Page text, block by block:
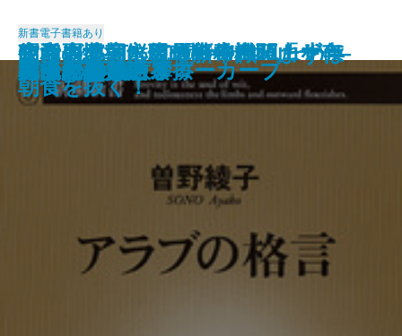
政党崩壊―永田町の失われた十年
―
知らざあ言って聞かせやしょう―
心に響く歌舞伎の名せりふ―
安楽死のできる国
昭和史発掘 幻の特務機関「ヤ
マ」
元気が出る患者学
天皇家の財布
空白の北朝鮮現代史―白頭山を売
った金日成―
山本周五郎のことば
死亡記事を読む
謎解き 少年少女世界の名作
新書電子書籍あり
アラブの格言
アメリカ病
時価会計不況
日中ビジネス摩擦
生活習慣病に克つ新常識 まずは
朝食を抜く！
真っ向勝負のスローカーブ
明治天皇を語る
漂流記の魅力
バカの壁
死ぬための教養